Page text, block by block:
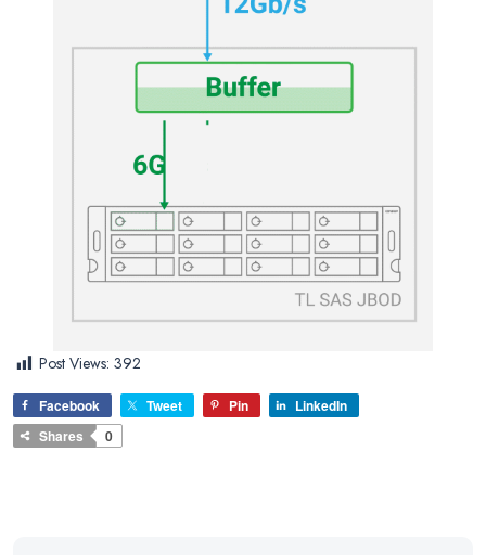
Post Views: 392
Facebook Tweet Pin
LinkedIn
Shares
0